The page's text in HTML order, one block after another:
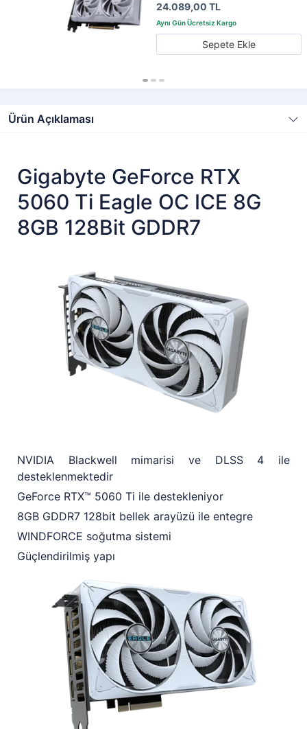
24.089,00 TL
Sepete Ekle
Ürün Açıklaması
Gigabyte GeForce RTX
5060 Ti Eagle OC ICE 8G
8GB 128Bit GDDR7
NVIDIA Blackwell mimarisi ve DLSS 4 ile
desteklenmektedir
GeForce RTX™ 5060 Ti ile destekleniyor
8GB GDDR7 128bit bellek arayüzü ile entegre
WINDFORCE soğutma sistemi
Güçlendirilmiş yapı